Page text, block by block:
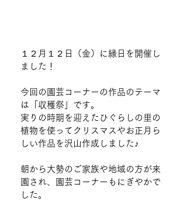
１２月１２日（金）に縁日を開催し
ました！
今回の園芸コーナーの作品のテーマ
は「収穫祭」です。
実りの時期を迎えたひぐらしの里の
植物を使ってクリスマスやお正月ら
しい作品を沢山作成しました♪
朝から大勢のご家族や地域の方が来
園され、園芸コーナーもにぎやかで
した。